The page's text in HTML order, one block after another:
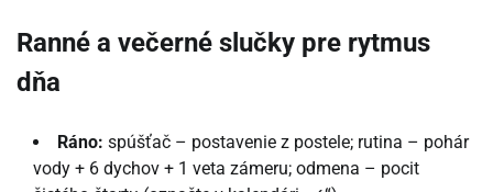
Ranné a večerné slučky pre rytmus
dňa
Ráno: spúšťač – postavenie z postele; rutina – pohár
vody + 6 dychov + 1 veta zámeru; odmena – pocit